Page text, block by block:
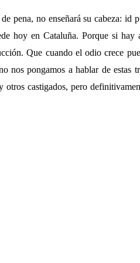
pena, no enseñará su cabeza: id
hoy en Cataluña. Porque si
Que cuando el odio crece
nos pongamos a hablar de estas
castigados, pero